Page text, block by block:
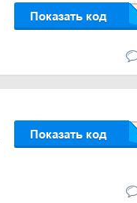
Показать код
Показать код